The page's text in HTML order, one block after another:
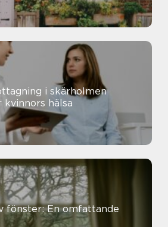
i skärholmen
hälsa
fönster: En omfattande